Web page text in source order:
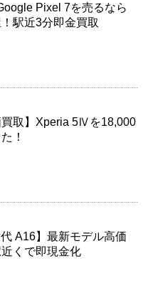
Pixel 7を売るなら
駅近3分即金買取
買取】Xperia 5Ⅳを18,000
！
代 A16】最新モデル高価
くで即現金化